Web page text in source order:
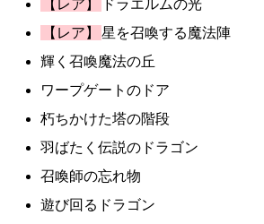
【レア】
ドラエルムの光
【レア】
星を召喚する魔法陣
輝く召喚魔法の丘
ワープゲートのドア
朽ちかけた塔の階段
羽ばたく伝説のドラゴン
召喚師の忘れ物
遊び回るドラゴン